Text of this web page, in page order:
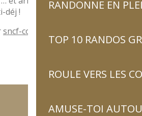
RANDONNE EN
TOP 10 RANDOS
ROULE VERS LES
AMUSE-TOI
déj !
sncf-connect.com